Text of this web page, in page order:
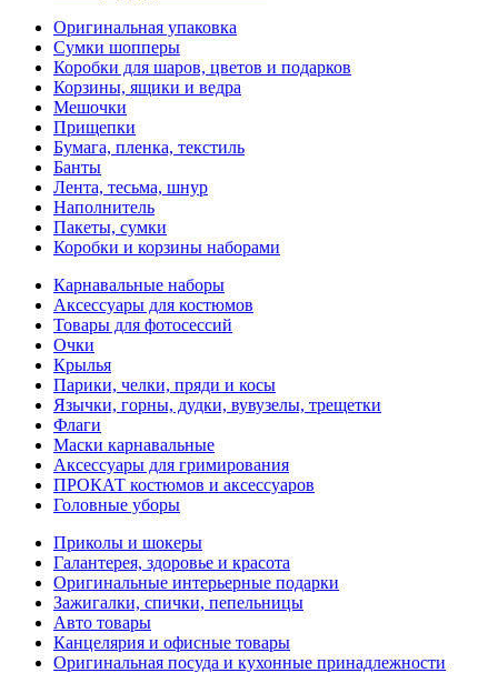
Оригинальная упаковка
Сумки шопперы
Коробки для шаров, цветов и подарков
Корзины, ящики и ведра
Мешочки
Прищепки
Бумага, пленка, текстиль
Банты
Лента, тесьма, шнур
Наполнитель
Пакеты, сумки
Коробки и корзины наборами
Карнавальные наборы
Аксессуары для костюмов
Товары для фотосессий
Очки
Крылья
Парики, челки, пряди и косы
Язычки, горны, дудки, вувузелы, трещетки
Флаги
Маски карнавальные
Аксессуары для гримирования
ПРОКАТ костюмов и аксессуаров
Головные уборы
Приколы и шокеры
Галантерея, здоровье и красота
Оригинальные интерьерные подарки
Зажигалки, спички, пепельницы
Авто товары
Канцелярия и офисные товары
Оригинальная посуда и кухонные принадлежности